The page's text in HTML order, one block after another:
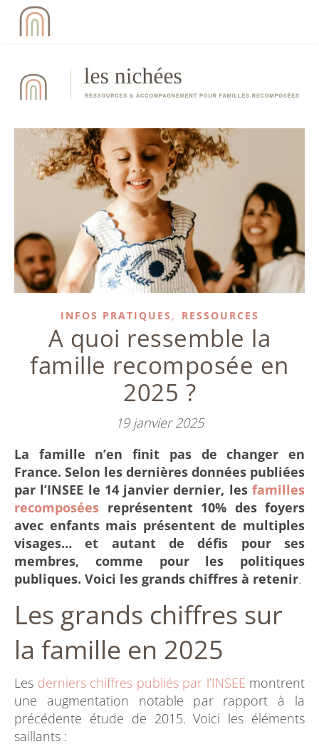
INFOS PRATIQUES , RESSOURCES
A quoi ressemble la
famille recomposée en
2025 ?
19 janvier 2025
La famille n’en finit pas de changer en
France. Selon les dernières données publiées
par l’INSEE le 14 janvier dernier, les familles
recomposées représentent 10% des foyers
avec enfants mais présentent de multiples
visages… et autant de défis pour ses
membres, comme pour les politiques
publiques. Voici les grands chiffres à retenir.
Les grands chiffres sur
la famille en 2025
Les derniers chiffres publiés par l’INSEE montrent
une augmentation notable par rapport à la
précédente étude de 2015. Voici les éléments
saillants :